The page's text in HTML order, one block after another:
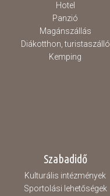
Hotel
Panzió
Magánszállás
Diákotthon, turistaszálló
Kemping
Szabadidő
Kulturális intézmények
Sportolási lehetőségek